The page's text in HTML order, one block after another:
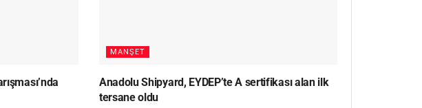
MANŞET
Anadolu Shipyard, EYDEP’te A sertifikası alan ilk
tersane oldu